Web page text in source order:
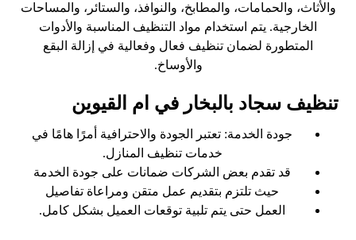
والأثاث، والحمامات، والمطابخ، والنوافذ، والستائر، والمساحات
الخارجية. يتم استخدام مواد التنظيف المناسبة والأدوات
المتطورة لضمان تنظيف فعال وفعالية في إزالة البقع
والأوساخ.
تنظيف سجاد بالبخار في ام القيوين
جودة الخدمة: تعتبر الجودة والاحترافية أمرًا هامًا في
خدمات تنظيف المنازل.
قد تقدم بعض الشركات ضمانات على جودة الخدمة
حيث تلتزم بتقديم عمل متقن ومراعاة تفاصيل
العمل حتى يتم تلبية توقعات العميل بشكل كامل.